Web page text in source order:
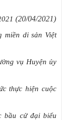
(20/04/2021)
miền di sản Việt
vụ Huyện ủy
thực hiện cuộc
bầu cử đại biểu